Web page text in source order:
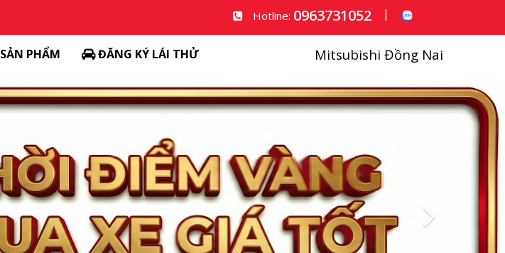
Hotline: 0963731052 |
SẢN PHẨM ĐĂNG KÝ LÁI THỬ Mitsubishi Đồng Nai
Next